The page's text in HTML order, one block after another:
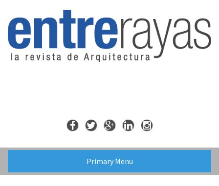
content
Primary Menu